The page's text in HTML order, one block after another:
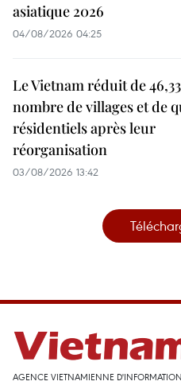
asiatique 2026
04/08/2026 04:25
Le Vietnam réduit de
nombre de villages et de
résidentiels après leur
réorganisation
03/08/2026 13:42
AGENCE VIETNAMIENNE